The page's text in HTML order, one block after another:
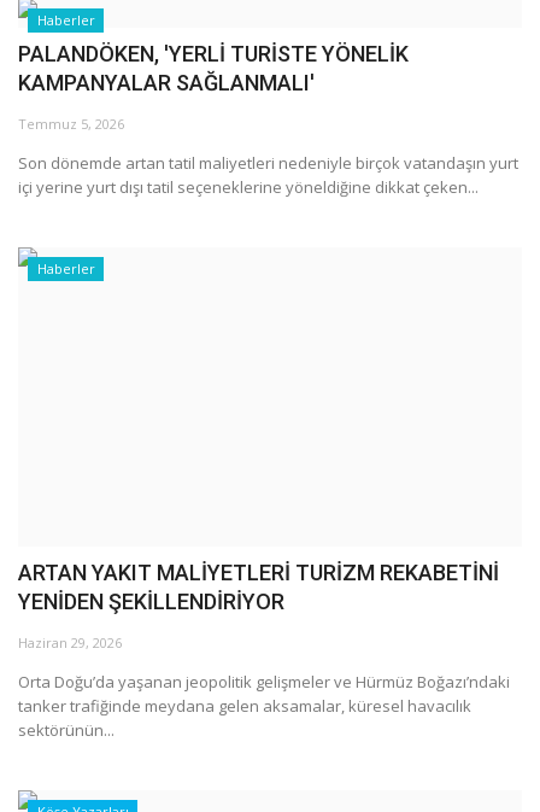
Haberler
PALANDÖKEN, 'YERLİ TURİSTE YÖNELİK
KAMPANYALAR SAĞLANMALI'
Temmuz 5, 2026
Son dönemde artan tatil maliyetleri nedeniyle birçok vatandaşın yurt
içi yerine yurt dışı tatil seçeneklerine yöneldiğine dikkat çeken...
Haberler
ARTAN YAKIT MALİYETLERİ TURİZM REKABETİNİ
YENİDEN ŞEKİLLENDİRİYOR
Haziran 29, 2026
Orta Doğu’da yaşanan jeopolitik gelişmeler ve Hürmüz Boğazı’ndaki
tanker trafiğinde meydana gelen aksamalar, küresel havacılık
sektörünün...